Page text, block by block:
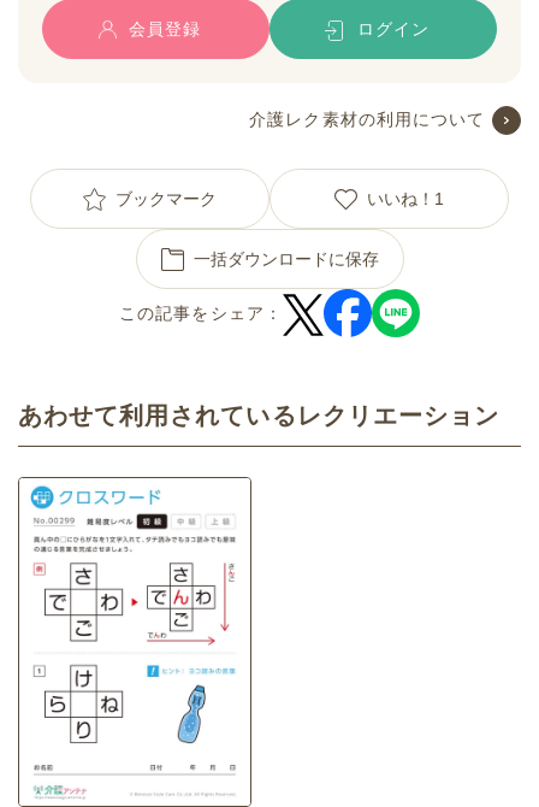
会員登録 ログイン
介護レク素材の利用について
ブックマーク いいね！ 1
一括ダウンロードに保存
この記事をシェア：
あわせて利用されているレクリエーション